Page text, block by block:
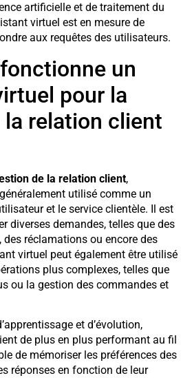
artificielle et de traitement du
virtuel est en mesure de
aux requêtes des utilisateurs.
un
pour la
relation client
de la relation client,
utilisé comme un
et le service clientèle. Il est
diverses demandes, telles que des
réclamations ou encore des
virtuel peut également être utilisé
plus complexes, telles que
ou la gestion des commandes et
et d’évolution,
de plus en plus performant au fil
de mémoriser les préférences des
réponses en fonction de leur